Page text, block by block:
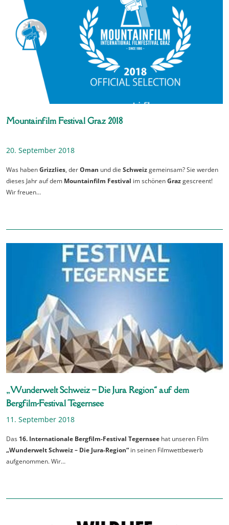
Mountainfilm Festival Graz 2018
20. September 2018
Was habenGrizzlies, derOman und die Schweizgemeinsam? Sie werden
dieses Jahr auf dem Mountainfilm Festival im schönenGrazgescreent!
Wir freuen…
„Wunderwelt Schweiz – Die Jura Region“ auf dem
Bergfilm-Festival Tegernsee
11. September 2018
Das 16. Internationale Bergfilm-Festival Tegernsee hat unseren Film
„Wunderwelt Schweiz – Die Jura-Region“ in seinen Filmwettbewerb
aufgenommen. Wir…